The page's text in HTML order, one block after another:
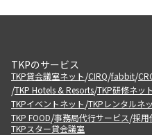
TKPのサービス
TKP貸会議室ネット/CIRQ/fabbit/
/TKP Hotels & Resorts/TKP研修ネット
TKPイベントネット/TKPレンタルネ
TKP FOOD/事務局代行サービス/採用
TKPスター貸会議室